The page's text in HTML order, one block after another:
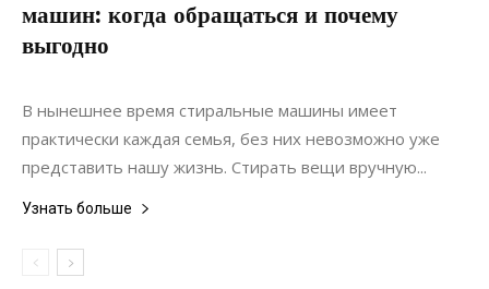
машин: когда обращаться и почему
выгодно
17.07.2021
В нынешнее время стиральные машины имеет
практически каждая семья, без них невозможно уже
представить нашу жизнь. Стирать вещи вручную...
Узнать больше